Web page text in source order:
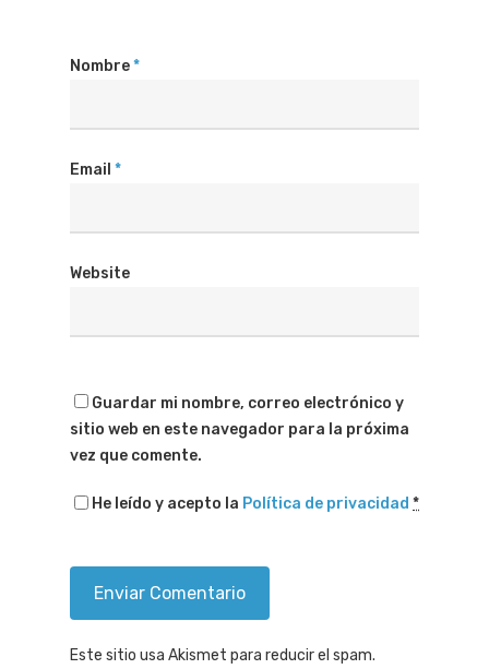
Nombre*
Email *
Website
Guardar mi nombre, correo electrónico y
sitio web en este navegador para la próxima
vez que comente.
He leído y acepto la Política de privacidad *
Este sitio usa Akismet para reducir el spam.